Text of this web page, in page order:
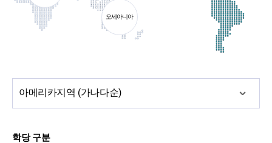
오세아니아
아메리카지역 (가나다순)
학당 구분